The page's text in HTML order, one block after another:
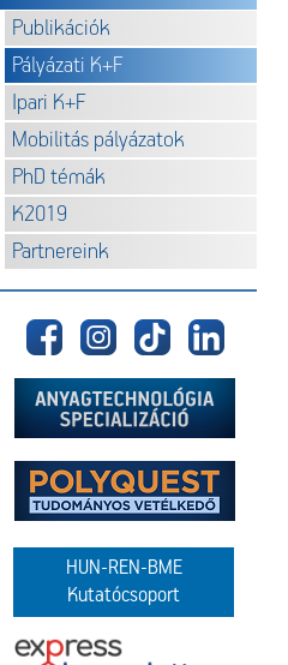
Publikációk
Pályázati K+F
Ipari K+F
Mobilitás pályázatok
PhD témák
K2019
Partnereink
HUN-REN-BME
Kutatócsoport